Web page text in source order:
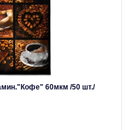
60мкм /50 шт./